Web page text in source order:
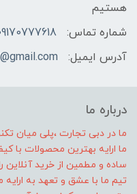
هستیم
شماره تماس:
آدرس ایمیل:
درباره ما
ما در دبی تجارت ،پلی میان
ما ارایه بهترین محصولات با
ساده و مطمین از خرید آنلاین
تیم ما با عشق و تعهد به ارایه